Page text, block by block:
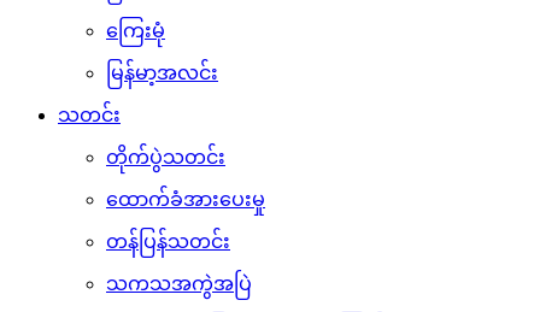
ကြေးမုံ
မြန်မာ့အလင်း
သတင်း
တိုက်ပွဲသတင်း
ထောက်ခံအားပေးမှု
တန်ပြန်သတင်း
သကသအကွဲအပြဲ